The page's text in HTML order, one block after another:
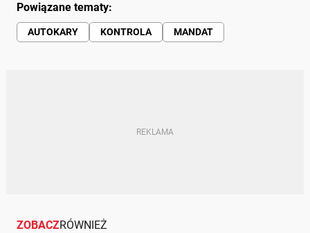
Powiązane tematy:
AUTOKARY KONTROLA MANDAT
ZOBACZRÓWNIEŻ